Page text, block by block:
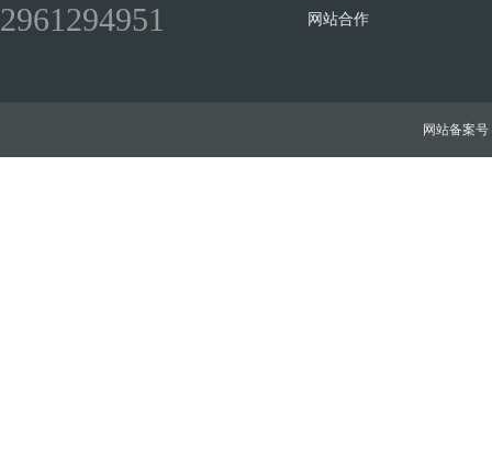
ow
2961294951
网站合作
网站备案号